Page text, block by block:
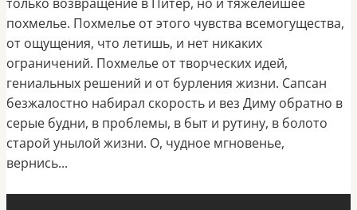
похмелье. Похмелье от этого чувства всемогущества,
от ощущения, что летишь, и нет никаких
ограничений. Похмелье от творческих идей,
гениальных решений и от бурления жизни. Сапсан
безжалостно набирал скорость и вез Диму обратно в
серые будни, в проблемы, в быт и рутину, в болото
старой унылой жизни. О, чудное мгновенье,
вернись...